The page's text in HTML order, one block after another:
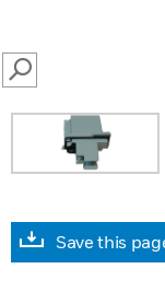
SEARCH
Save this